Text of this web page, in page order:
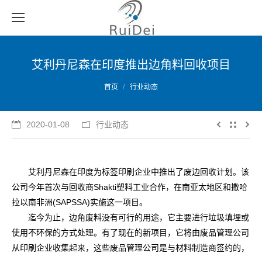
艾利丹尼森在印度推出边角料回收项目
首页 行业动态
2020-01-08 行业动态
艾利丹尼森在印度为标签印刷企业中推出了废边回收计划。该
公司今年首次与回收商Shakti塑料工业合作，在南亚太地区和撒哈
拉以南非洲(SAPSSA)实施这一项目。
迄今为止，边角废料没有可行的用途，它主要进行垃圾填埋或
使用不环保的方式处理。有了现在的新项目，它将由废品管理公司
从印刷企业收集起来，这些废品管理公司是与材料制造商签约的，